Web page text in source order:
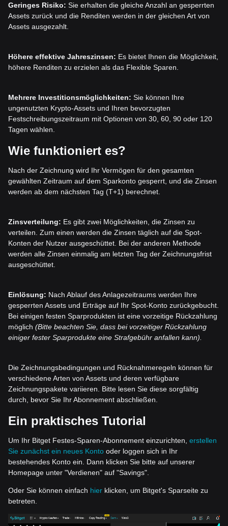
Geringes Risiko: Sie erhalten die gleiche Anzahl an gesperrten
Assets zurück und die Renditen werden in der gleichen Art von
Assets ausgezahlt.
Höhere effektive Jahreszinsen: Es bietet Ihnen die Möglichkeit,
höhere Renditen zu erzielen als das Flexible Sparen.
Mehrere Investitionsmöglichkeiten: Sie können Ihre
ungenutzten Krypto-Assets und Ihren bevorzugten
Festschreibungszeitraum mit Optionen von 30, 60, 90 oder 120
Tagen wählen.
Wie funktioniert es?
Nach der Zeichnung wird Ihr Vermögen für den gesamten
gewählten Zeitraum auf dem Sparkonto gesperrt, und die Zinsen
werden ab dem nächsten Tag (T+1) berechnet.
Zinsverteilung: Es gibt zwei Möglichkeiten, die Zinsen zu
verteilen. Zum einen werden die Zinsen täglich auf die Spot-
Konten der Nutzer ausgeschüttet. Bei der anderen Methode
werden alle Zinsen einmalig am letzten Tag der Zeichnungsfrist
ausgeschüttet.
Einlösung: Nach Ablauf des Anlagezeitraums werden Ihre
gesperrten Assets und Erträge auf Ihr Spot-Konto zurückgebucht.
Bei einigen festen Sparprodukten ist eine vorzeitige Rückzahlung
möglich (Bitte beachten Sie, dass bei vorzeitiger Rückzahlung
einiger fester Sparprodukte eine Strafgebühr anfallen kann).
Die Zeichnungsbedingungen und Rücknahmeregeln können für
verschiedene Arten von Assets und deren verfügbare
Zeichnungspakete variieren. Bitte lesen Sie diese sorgfältig
durch, bevor Sie Ihr Abonnement abschließen.
Ein praktisches Tutorial
Um Ihr Bitget Festes-Sparen-Abonnement einzurichten, erstellen
Sie zunächst ein neues Konto oder loggen sich in Ihr
bestehendes Konto ein. Dann klicken Sie bitte auf unserer
Homepage unter "Verdienen" auf "Savings".
Oder Sie können einfach hier klicken, um Bitget's Sparseite zu
betreten.